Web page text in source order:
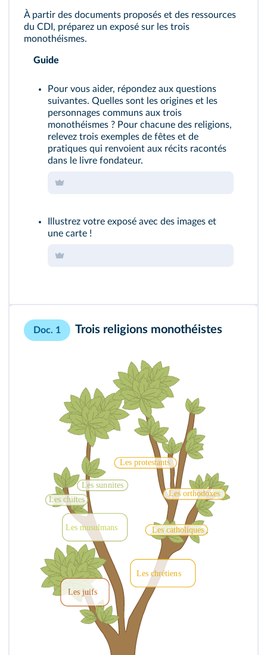
À partir des documents proposés et des ressources
du CDI, préparez un exposé sur les trois
monothéismes.
Guide
Pour vous aider, répondez aux questions
suivantes. Quelles sont les origines et les
personnages communs aux trois
monothéismes ? Pour chacune des religions,
relevez trois exemples de fêtes et de
pratiques qui renvoient aux récits racontés
dans le livre fondateur.
Illustrez votre exposé avec des images et
une carte !
Doc. 1 Trois religions monothéistes